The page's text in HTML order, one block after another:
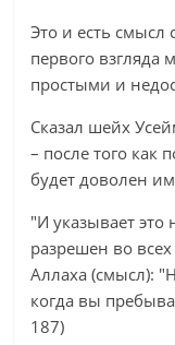
Это и есть
первого взгляда
простыми и
Сказал шейх
– после того как
будет доволен
"И указывает это
разрешен во
Аллаха (смысл):
когда вы
187)